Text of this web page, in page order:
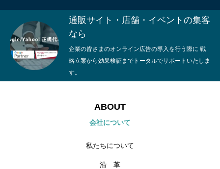
通販サイト・店舗・イベントの集客
なら
企業の皆さまのオンライン広告の導入を行う際に 戦
略立案から効果検証までトータルでサポートいたしま
す。
ABOUT
会社について
私たちについて
沿 革